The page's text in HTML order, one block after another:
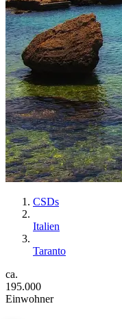
CSDs
Italien
Taranto
ca.
195.000
Einwohner